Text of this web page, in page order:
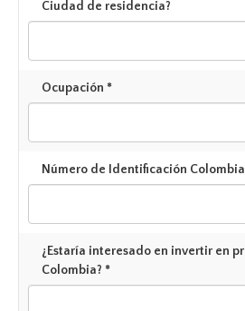
Ciudad de residencia?
Ocupación *
Número de Identificación
¿Estaría interesado en invertir en
Colombia? *